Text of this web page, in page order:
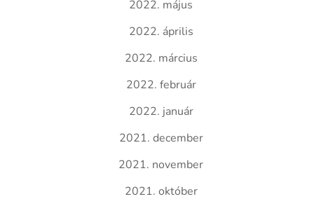
2022. május
2022. április
2022. március
2022. február
2022. január
2021. december
2021. november
2021. október